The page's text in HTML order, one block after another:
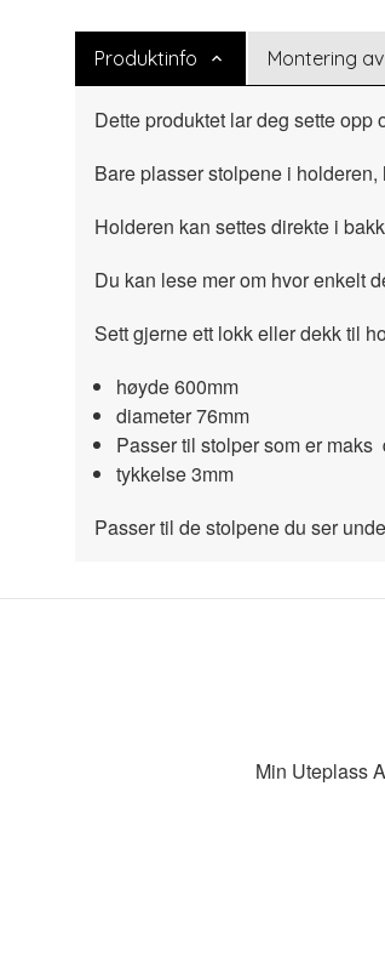
Produktinfo Montering
Dette produktet lar deg sette opp
Bare plasser stolpene i
Holderen kan settes direkte i
Du kan lese mer om hvor enkelt
Sett gjerne ett lokk eller dekk til
høyde 600mm
diameter 76mm
Passer til stolper som er
tykkelse 3mm
Passer til de stolpene du ser
Min Uteplass